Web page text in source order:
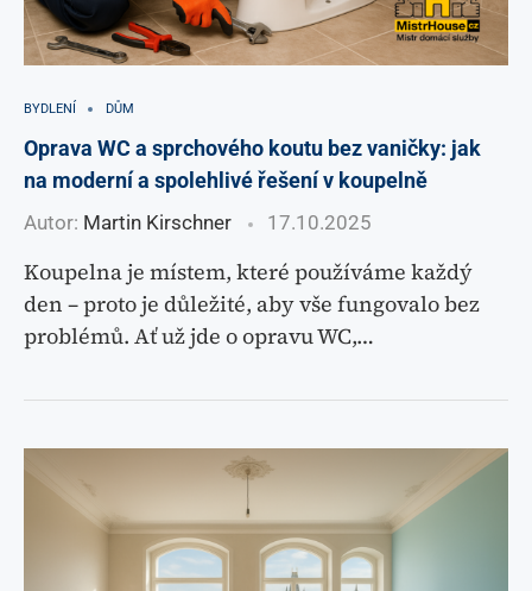
BYDLENÍ DŮM
Oprava WC a sprchového koutu bez vaničky: jak
na moderní a spolehlivé řešení v koupelně
Autor: Martin Kirschner 17.10.2025
Koupelna je místem, které používáme každý
den – proto je důležité, aby vše fungovalo bez
problémů. Ať už jde o opravu WC,…